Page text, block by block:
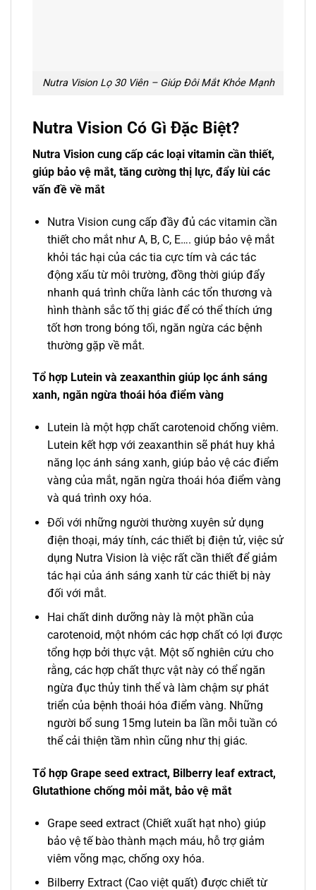
Nutra Vision Lọ 30 Viên – Giúp Đôi Mắt Khỏe Mạnh
Nutra Vision Có Gì Đặc Biệt?
Nutra Vision cung cấp các loại vitamin cần thiết,
giúp bảo vệ mắt, tăng cường thị lực, đẩy lùi các
vấn đề về mắt
Nutra Vision cung cấp đầy đủ các vitamin cần
thiết cho mắt như A, B, C, E…. giúp bảo vệ mắt
khỏi tác hại của các tia cực tím và các tác
động xấu từ môi trường, đồng thời giúp đẩy
nhanh quá trình chữa lành các tổn thương và
hình thành sắc tố thị giác để có thể thích ứng
tốt hơn trong bóng tối, ngăn ngừa các bệnh
thường gặp về mắt.
Tổ hợp Lutein và zeaxanthin giúp lọc ánh sáng
xanh, ngăn ngừa thoái hóa điểm vàng
Lutein là một hợp chất carotenoid chống viêm.
Lutein kết hợp với zeaxanthin sẽ phát huy khả
năng lọc ánh sáng xanh, giúp bảo vệ các điểm
vàng của mắt, ngăn ngừa thoái hóa điểm vàng
và quá trình oxy hóa.
Đối với những người thường xuyên sử dụng
điện thoại, máy tính, các thiết bị điện tử, việc sử
dụng Nutra Vision là việc rất cần thiết để giảm
tác hại của ánh sáng xanh từ các thiết bị này
đối với mắt.
Hai chất dinh dưỡng này là một phần của
carotenoid, một nhóm các hợp chất có lợi được
tổng hợp bởi thực vật. Một số nghiên cứu cho
rằng, các hợp chất thực vật này có thể ngăn
ngừa đục thủy tinh thể và làm chậm sự phát
triển của bệnh thoái hóa điểm vàng. Những
người bổ sung 15mg lutein ba lần mỗi tuần có
thể cải thiện tầm nhìn cũng như thị giác.
Tổ hợp Grape seed extract, Bilberry leaf extract,
Glutathione chống mỏi mắt, bảo vệ mắt
Grape seed extract (Chiết xuất hạt nho) giúp
bảo vệ tế bào thành mạch máu, hỗ trợ giảm
viêm võng mạc, chống oxy hóa.
Bilberry Extract (Cao việt quất) được chiết từ